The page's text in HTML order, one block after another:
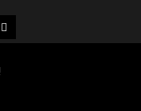
Twitter